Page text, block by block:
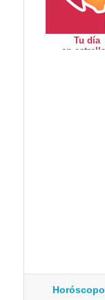
Horóscopo